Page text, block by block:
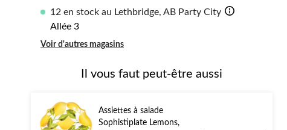
12 en stock au Lethbridge, AB Party City
Allée 3
Voir d'autres magasins
Il vous faut peut-être aussi
Assiettes à salade
Sophistiplate Lemons,